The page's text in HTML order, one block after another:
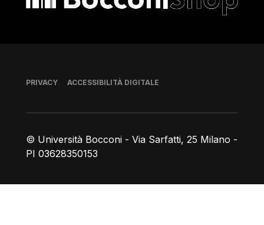
© Università Bocconi - Via Sarfatti, 25 Milano -
PI 03628350153
Piè di pagina
PRIVACY ACCESSIBILITÀ DIGITALE